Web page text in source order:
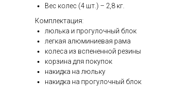
Вес колес (4 шт.) – 2,8 кг.
Комплектация:
люлька и прогулочный блок
легкая алюминиевая рама
колеса из вспененной резины
корзина для покупок
накидка на люльку
накидка на прогулочный блок